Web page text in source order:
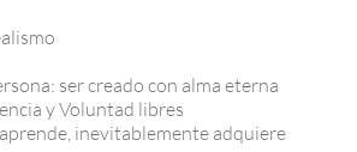
ser creado con alma eterna
y Voluntad libres
inevitablemente adquiere